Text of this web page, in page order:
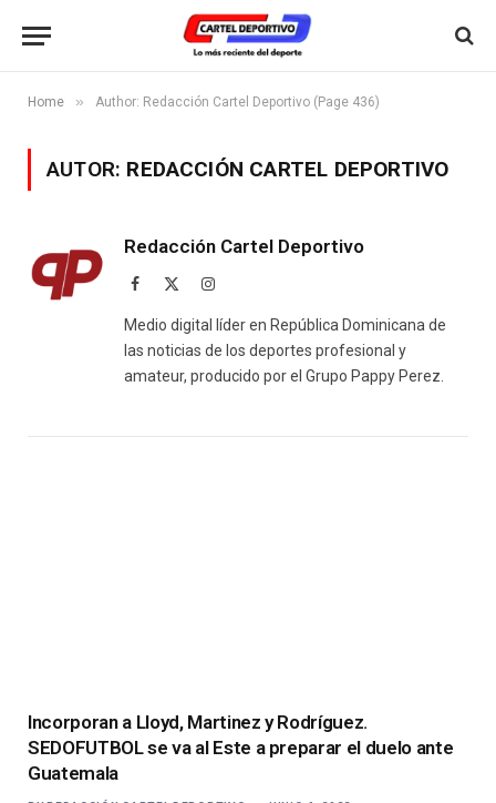
Home » Author: Redacción Cartel Deportivo (Page 436)
AUTOR: REDACCIÓN CARTEL DEPORTIVO
Redacción Cartel Deportivo
Facebook Instagram
Medio digital líder en República Dominicana de
las noticias de los deportes profesional y
amateur, producido por el Grupo Pappy Perez.
Incorporan a Lloyd, Martinez y Rodríguez.
SEDOFUTBOL se va al Este a preparar el duelo ante
Guatemala